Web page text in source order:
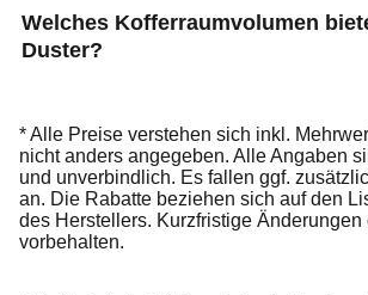
Welches Kofferraumvolumen
Duster?
* Alle Preise verstehen sich inkl.
nicht anders angegeben. Alle Angaben
und unverbindlich. Es fallen ggf.
an. Die Rabatte beziehen sich auf den
des Herstellers. Kurzfristige
vorbehalten.